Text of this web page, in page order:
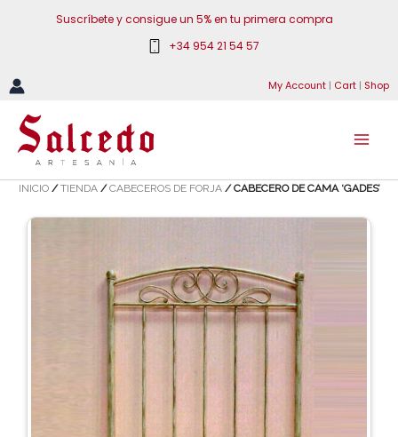
Suscríbete y consigue un 5% en tu primera compra
+34 954 21 54 57
My Account | Cart | Shop
INICIO /TIENDA /CABECEROS DE FORJA / CABECERO DE CAMA ‘GADES’